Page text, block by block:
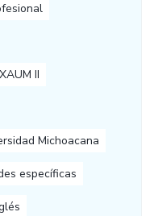
II
Michoacana
específicas